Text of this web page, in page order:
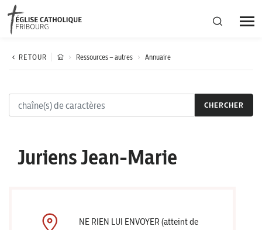
Région diocésaine
Actualités
RETOUR Ressources – autres Annuaire
CHERCHER
Juriens Jean-Marie
NE RIEN LUI ENVOYER (atteint de